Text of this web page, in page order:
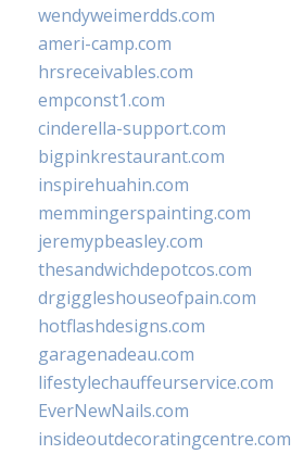
wendyweimerdds.com
ameri-camp.com
hrsreceivables.com
empconst1.com
cinderella-support.com
bigpinkrestaurant.com
inspirehuahin.com
memmingerspainting.com
jeremypbeasley.com
thesandwichdepotcos.com
drgiggleshouseofpain.com
hotflashdesigns.com
garagenadeau.com
lifestylechauffeurservice.com
EverNewNails.com
insideoutdecoratingcentre.com